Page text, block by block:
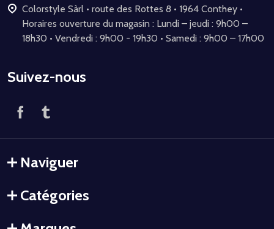
Colorstyle Sàrl • route des Rottes 8 • 1964 Conthey •
Horaires ouverture du magasin : Lundi – jeudi : 9h00 –
18h30 • Vendredi : 9h00 - 19h30 • Samedi : 9h00 – 17h00
Suivez-nous
Naviguer
Catégories